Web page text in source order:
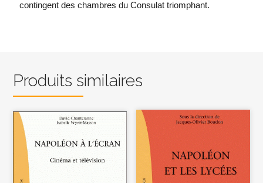
contingent des chambres du Consulat triomphant.
Produits similaires